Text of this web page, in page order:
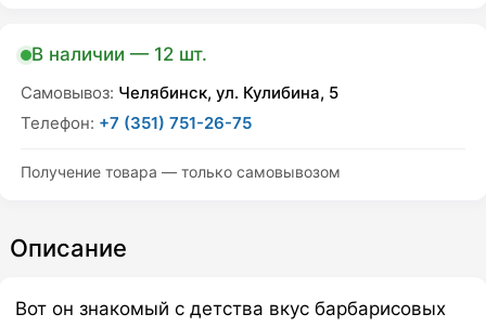
специй
quantity
В наличии — 12 шт.
Самовывоз: Челябинск, ул. Кулибина, 5
Телефон: +7 (351) 751-26-75
Получение товара — только самовывозом
Описание
Вот он знакомый с детства вкус барбарисовых